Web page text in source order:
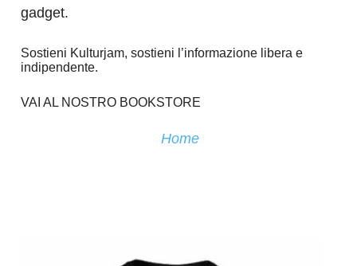
gadget.
Sostieni Kulturjam, sostieni l’informazione libera e
indipendente.
VAI AL NOSTRO BOOKSTORE
Home